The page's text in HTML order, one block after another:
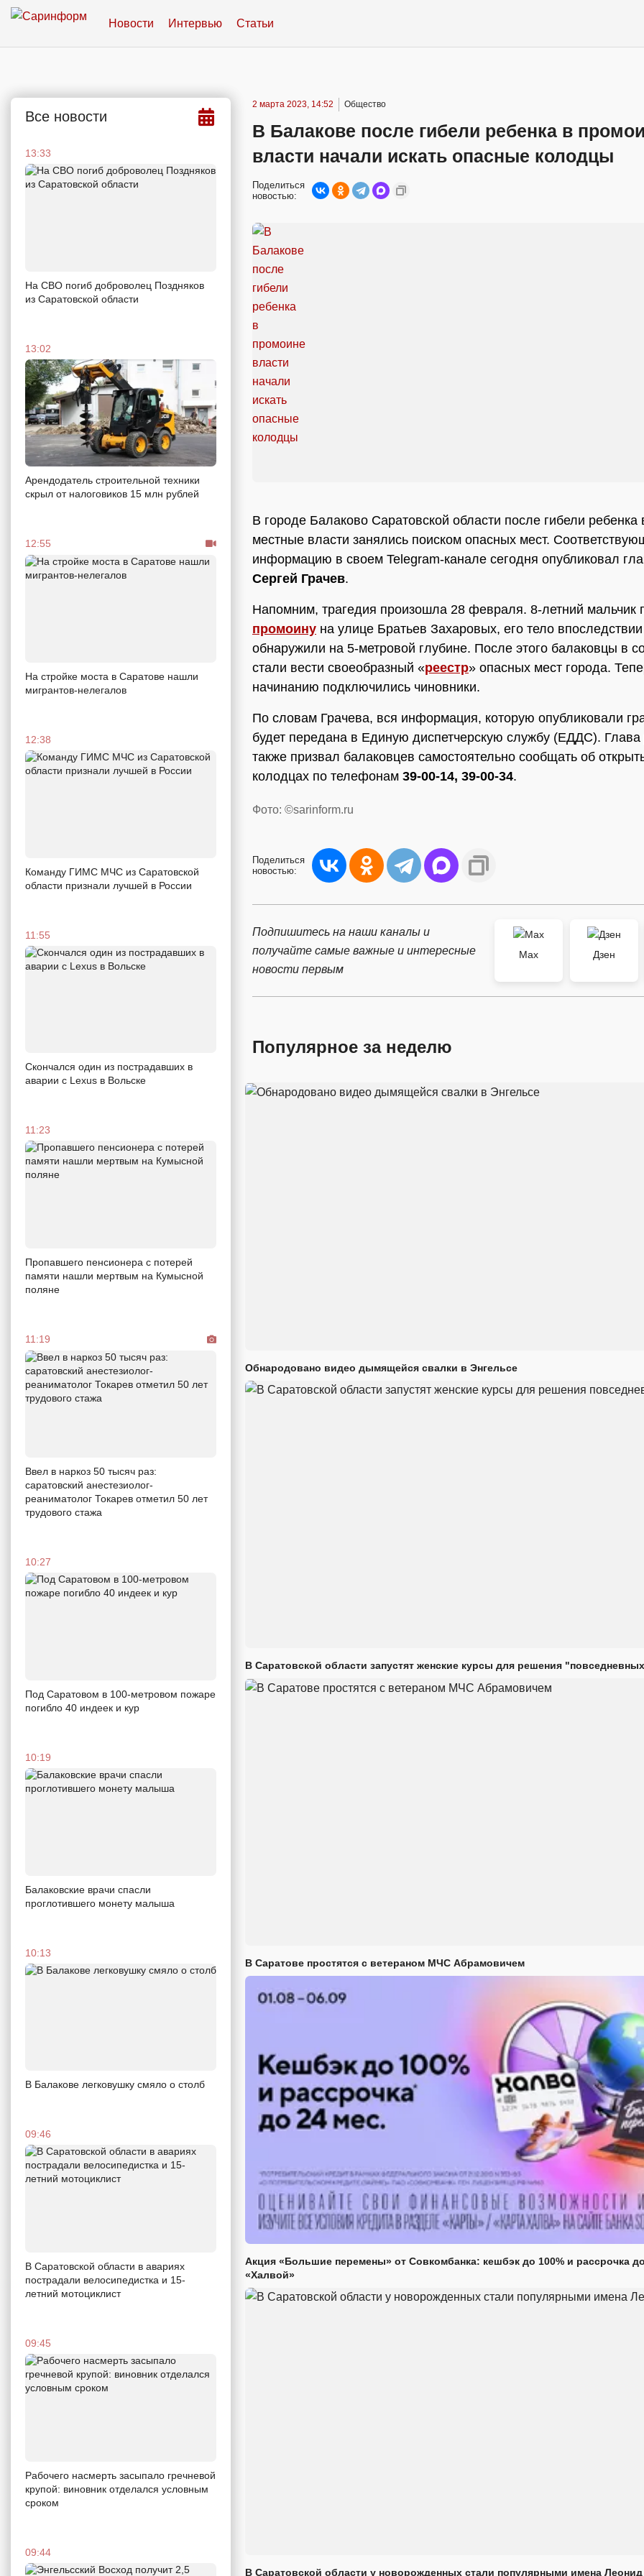
Новости Интервью Статьи
Все новости
13:33
На СВО погиб доброволец Поздняков
из Саратовской области
13:02
Арендодатель строительной техники
скрыл от налоговиков 15 млн рублей
12:55
На стройке моста в Саратове нашли
мигрантов-нелегалов
12:38
Команду ГИМС МЧС из Саратовской
области признали лучшей в России
11:55
Скончался один из пострадавших в
аварии c Lexus в Вольске
11:23
Пропавшего пенсионера с потерей
памяти нашли мертвым на Кумысной
поляне
11:19
Ввел в наркоз 50 тысяч раз:
саратовский анестезиолог-
реаниматолог Токарев отметил 50 лет
трудового стажа
10:27
Под Саратовом в 100-метровом пожаре
погибло 40 индеек и кур
10:19
Балаковские врачи спасли
проглотившего монету малыша
10:13
В Балакове легковушку смяло о столб
09:46
В Саратовской области в авариях
пострадали велосипедистка и 15-
летний мотоциклист
09:45
Рабочего насмерть засыпало гречневой
крупой: виновник отделался условным
сроком
09:44
2 марта 2023, 14:52 Общество
В Балакове после гибели ребенка в
власти начали искать опасные колодцы
Поделиться
новостью:
В городе Балаково Саратовской области после гибели ребенка
местные власти занялись поиском опасных мест.
информацию в своем Telegram-канале сегодня опубликовал
Сергей Грачев.
Напомним, трагедия произошла 28 февраля. 8-летний мальчик
промоину на улице Братьев Захаровых, его тело впоследствии
обнаружили на 5-метровой глубине. После этого балаковцы в
стали вести своеобразный «реестр» опасных мест города.
начинанию подключились чиновники.
По словам Грачева, вся информация, которую опубликовали
будет передана в Единую диспетчерскую службу (ЕДДС). Глава
также призвал балаковцев самостоятельно сообщать об
колодцах по телефонам 39-00-14, 39-00-34.
Фото: ©sarinform.ru
Поделиться
новостью:
Подпишитесь на наши каналы и
получайте самые важные и интересные
новости первым
Max
Дзен
Популярное за неделю
Обнародовано видео дымящейся свалки в Энгельсе
В Саратовской области запустят женские курсы для решения
В Саратове простятся с ветераном МЧС Абрамовичем
Акция «Большие перемены» от Совкомбанка: кешбэк до 100% и рассрочка
«Халвой»
В Саратовской области у новорожденных стали популярными имена